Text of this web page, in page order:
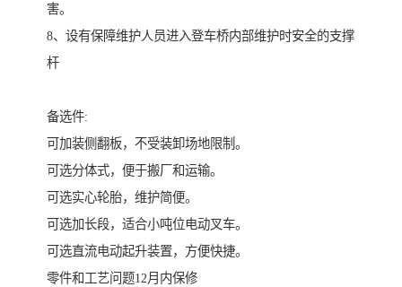
害。
8、设有保障维护人员进入登车桥内部维护时安全的支撑
杆
备选件:
可加装侧翻板，不受装卸场地限制。
可选分体式，便于搬厂和运输。
可选实心轮胎，维护简便。
可选加长段，适合小吨位电动叉车。
可选直流电动起升装置，方便快捷。
零件和工艺问题12月内保修